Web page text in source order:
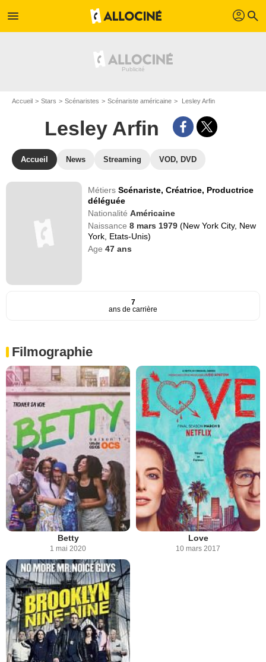
menu profil search
Accueil Stars Scénaristes Scénariste américaine Lesley Arfin
Lesley Arfin
Accueil News Streaming VOD, DVD
MétiersScénariste,Créatrice, Productrice
déléguée
NationalitéAméricaine
Naissance8 mars 1979(New York City, New
York, Etats-Unis)
Age47 ans
7
ans de carrière
Filmographie
Betty
1 mai 2020
Love
10 mars 2017